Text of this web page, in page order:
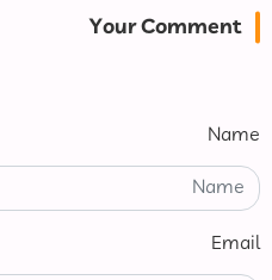
Your Comment
Name
Email